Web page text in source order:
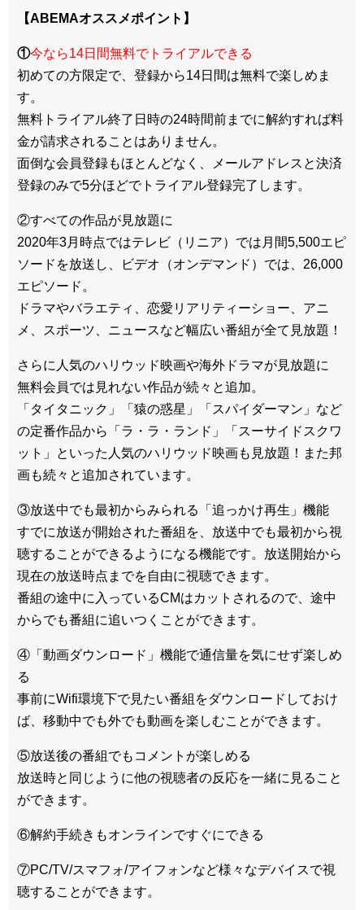
【ABEMAオススメポイント】
①今なら14日間無料でトライアルできる
初めての方限定で、登録から14日間は無料で楽しめま
す。
無料トライアル終了日時の24時間前までに解約すれば料
金が請求されることはありません。
面倒な会員登録もほとんどなく、メールアドレスと決済
登録のみで5分ほどでトライアル登録完了します。
②すべての作品が見放題に
2020年3月時点ではテレビ（リニア）では月間5,500エピ
ソードを放送し、ビデオ（オンデマンド）では、26,000
エピソード。
ドラマやバラエティ、恋愛リアリティーショー、アニ
メ、スポーツ、ニュースなど幅広い番組が全て見放題！
さらに人気のハリウッド映画や海外ドラマが見放題に
無料会員では見れない作品が続々と追加。
「タイタニック」「猿の惑星」「スパイダーマン」など
の定番作品から「ラ・ラ・ランド」「スーサイドスクワ
ット」といった人気のハリウッド映画も見放題！また邦
画も続々と追加されています。
③放送中でも最初からみられる「追っかけ再生」機能
すでに放送が開始された番組を、放送中でも最初から視
聴することができるようになる機能です。放送開始から
現在の放送時点までを自由に視聴できます。
番組の途中に入っているCMはカットされるので、途中
からでも番組に追いつくことができます。
④「動画ダウンロード」機能で通信量を気にせず楽しめ
る
事前にWifi環境下で見たい番組をダウンロードしておけ
ば、移動中でも外でも動画を楽しむことができます。
⑤放送後の番組でもコメントが楽しめる
放送時と同じように他の視聴者の反応を一緒に見ること
ができます。
⑥解約手続きもオンラインですぐにできる
⑦PC/TV/スマフォ/アイフォンなど様々なデバイスで視
聴することができます。